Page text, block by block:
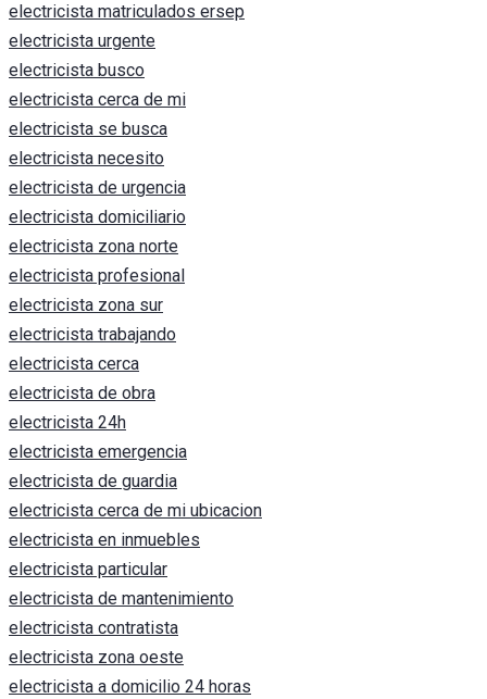
electricista matriculados ersep
electricista urgente
electricista busco
electricista cerca de mi
electricista se busca
electricista necesito
electricista de urgencia
electricista domiciliario
electricista zona norte
electricista profesional
electricista zona sur
electricista trabajando
electricista cerca
electricista de obra
electricista 24h
electricista emergencia
electricista de guardia
electricista cerca de mi ubicacion
electricista en inmuebles
electricista particular
electricista de mantenimiento
electricista contratista
electricista zona oeste
electricista a domicilio 24 horas